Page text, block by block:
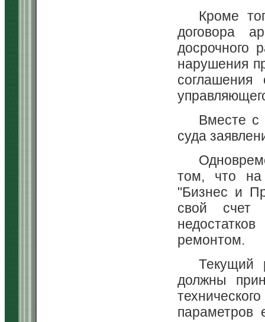
Кроме
договора
досрочного
нарушения
соглашения
Вместе с
суда
том, что
"Бизнес и
свой счет
ремонтом.
Текущий
должны
параметров